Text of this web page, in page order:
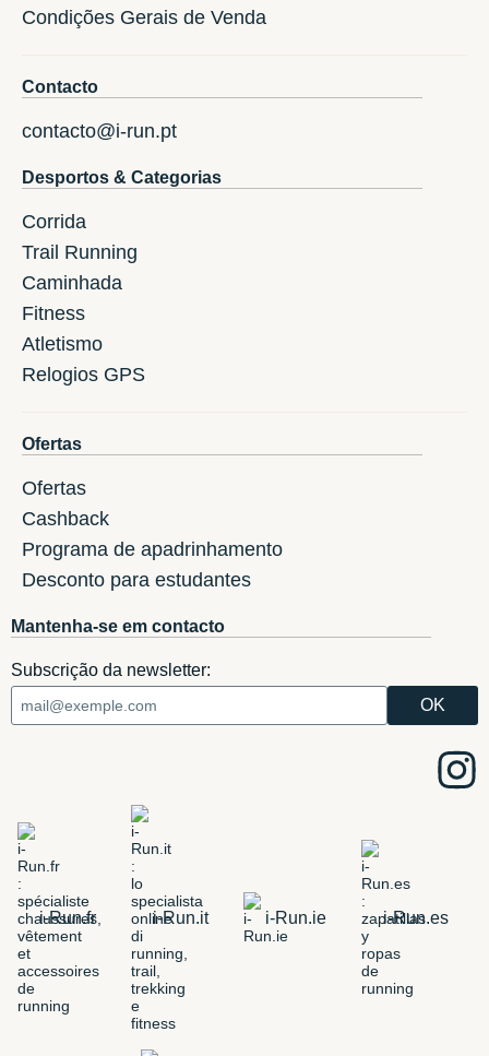
Condições Gerais de Venda
Contacto
contacto@i-run.pt
Desportos & Categorias
Corrida
Trail Running
Caminhada
Fitness
Atletismo
Relogios GPS
Ofertas
Ofertas
Cashback
Programa de apadrinhamento
Desconto para estudantes
Mantenha-se em contacto
Subscrição da newsletter:
i-Run.fr i-Run.it i-Run.ie i-Run.es